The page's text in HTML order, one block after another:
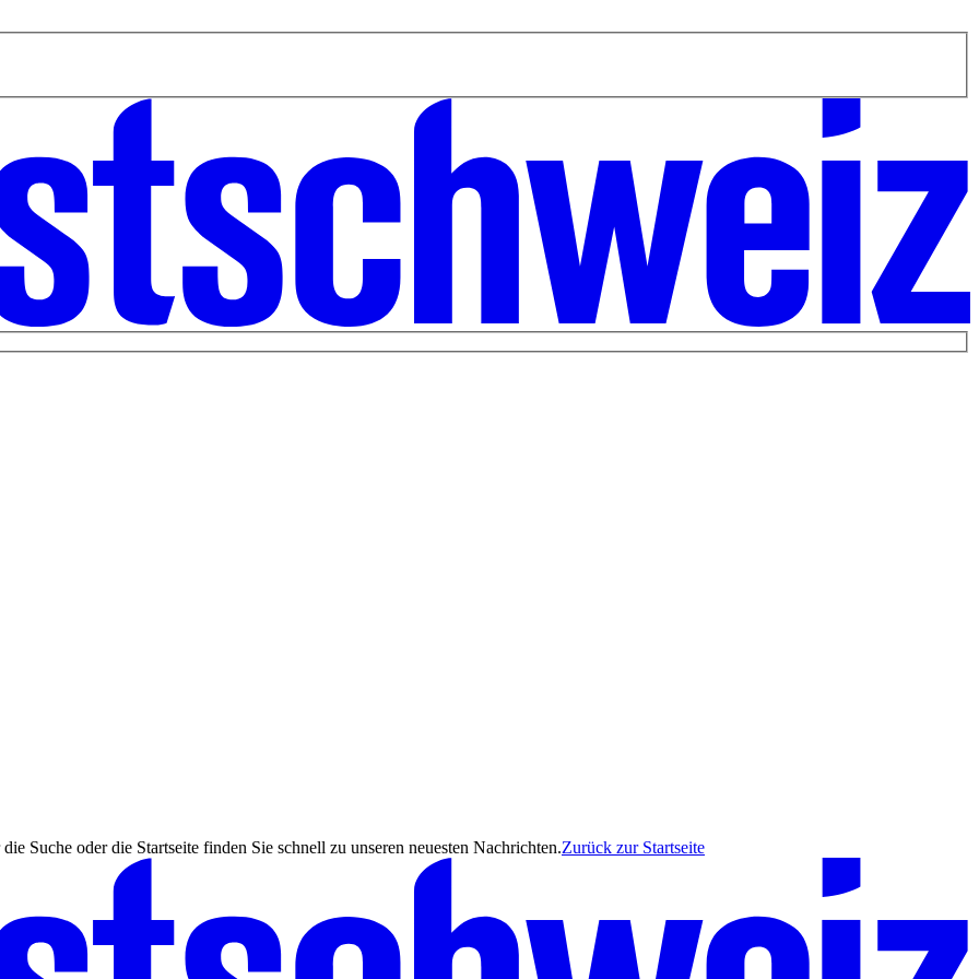
Suche oder die Startseite finden Sie schnell zu unseren neuesten Nachrichten.Zurück zur Startseite